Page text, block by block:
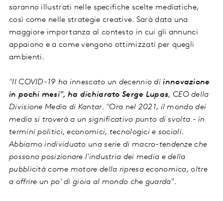
saranno illustrati nelle specifiche scelte mediatiche,
così come nelle strategie creative. Sarà data una
maggiore importanza al contesto in cui gli annunci
appaiono e a come vengono ottimizzati per quegli
ambienti.
"Il COVID-19 ha innescato un decennio diinnovazione
in pochi mesi", ha dichiarato Serge Lupas, CEO della
Divisione Media di Kantar. "Ora nel 2021, il mondo dei
media si troverà a un significativo punto di svolta - in
termini politici, economici, tecnologici e sociali.
Abbiamo individuato una serie di macro-tendenze che
possono posizionare l'industria dei media e della
pubblicità come motore della ripresa economica, oltre
a offrire un po' di gioia al mondo che guarda".